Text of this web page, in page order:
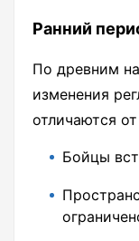
Ранний
По древним
изменения
отличаются
Бойцы